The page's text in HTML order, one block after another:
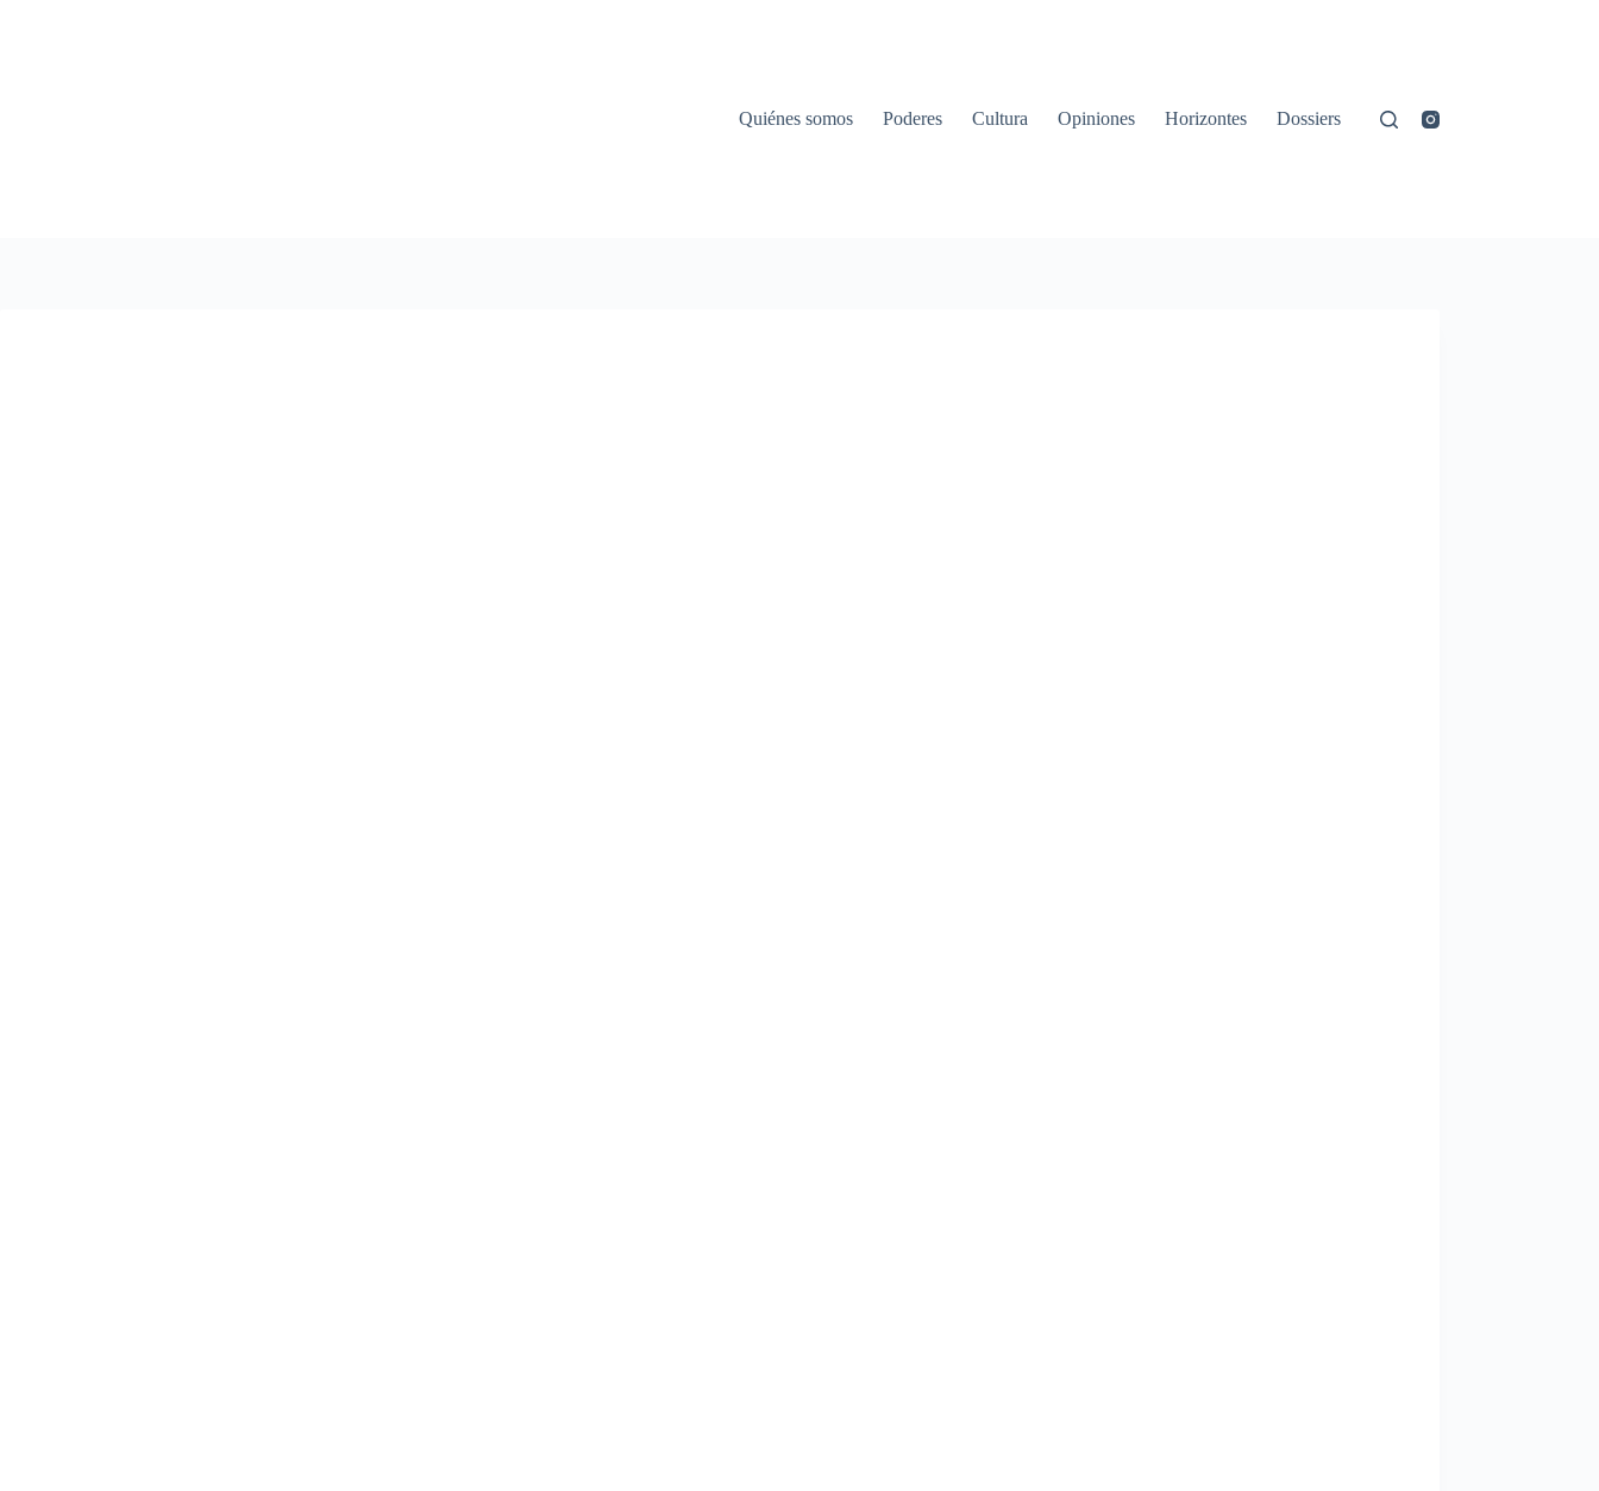
Quiénes somos Poderes Cultura Opiniones Horizontes Dossiers